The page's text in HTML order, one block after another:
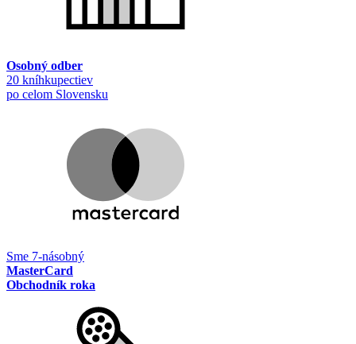
Osobný odber
20 kníhkupectiev
po celom Slovensku
Sme 7-násobný
MasterCard
Obchodník roka